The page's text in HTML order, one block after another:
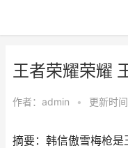
王者荣耀荣耀
作者： admin • 更新时
摘要：韩信傲雪梅枪是